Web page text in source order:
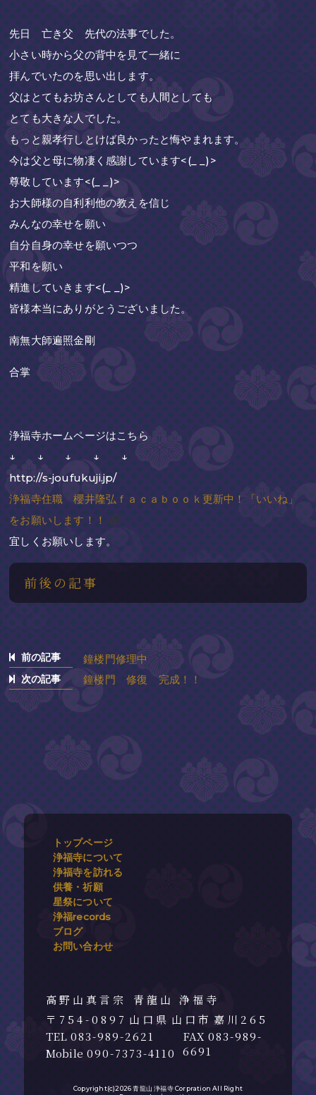
先日 亡き父 先代の法事でした。
小さい時から父の背中を見て一緒に
拝んでいたのを思い出します。
父はとてもお坊さんとしても人間としても
とても大きな人でした。
もっと親孝行しとけば良かったと悔やまれます。
今は父と母に物凄く感謝しています<(_ _)>
尊敬しています<(_ _)>
お大師様の自利利他の教えを信じ
みんなの幸せを願い
自分自身の幸せを願いつつ
平和を願い
精進していきます<(_ _)>
皆様本当にありがとうございました。
南無大師遍照金剛
合掌
浄福寺ホームページはこちら
↓ ↓ ↓ ↓ ↓
http://s-joufukuji.jp/
浄福寺住職 櫻井隆弘ｆａｃａｂｏｏｋ更新中！「いいね」
をお願いします！！
宜しくお願いします。
前後の記事
前の記事 鐘楼門修理中
次の記事 鐘楼門 修復 完成！！
トップページ
浄福寺について
浄福寺を訪れる
供養・祈願
星祭について
浄福records
ブログ
お問い合わせ
青龍山 浄福寺
754-0897 山口県 山口市 嘉川265
083-989-2621
090-7373-4110
083-989-
6691
Copyright(c)2026 青龍山 浄福寺 Corpration All Right